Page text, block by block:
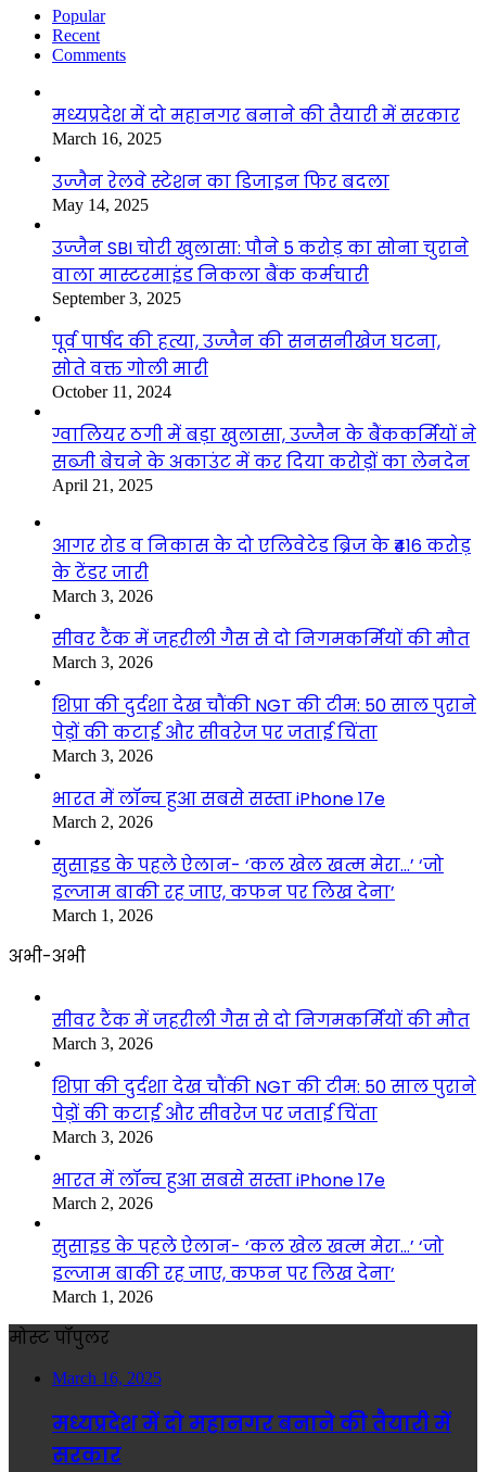
Popular
Recent
Comments
मध्यप्रदेश में दो महानगर बनाने की तैयारी में सरकार
March 16, 2025
उज्जैन रेलवे स्टेशन का डिजाइन फिर बदला
May 14, 2025
उज्जैन SBI चोरी खुलासा: पौने 5 करोड़ का सोना चुराने
वाला मास्टरमाइंड निकला बैंक कर्मचारी
September 3, 2025
पूर्व पार्षद की हत्या, उज्जैन की सनसनीखेज घटना,
सोते वक्त गोली मारी
October 11, 2024
ग्वालियर ठगी में बड़ा खुलासा, उज्जैन के बैंककर्मियों ने
सब्जी बेचने के अकाउंट में कर दिया करोड़ों का लेनदेन
April 21, 2025
आगर रोड व निकास के दो एलिवेटेड ब्रिज के ₹416 करोड़
के टेंडर जारी
March 3, 2026
सीवर टैंक में जहरीली गैस से दो निगमकर्मियों की मौत
March 3, 2026
शिप्रा की दुर्दशा देख चौंकी NGT की टीम: 50 साल पुराने
पेड़ों की कटाई और सीवरेज पर जताई चिंता
March 3, 2026
भारत में लॉन्च हुआ सबसे सस्ता iPhone 17e
March 2, 2026
सुसाइड के पहले ऐलान- ‘कल खेल खत्म मेरा…’ ‘जो
इल्जाम बाकी रह जाए, कफन पर लिख देना’
March 1, 2026
अभी-अभी
सीवर टैंक में जहरीली गैस से दो निगमकर्मियों की मौत
March 3, 2026
शिप्रा की दुर्दशा देख चौंकी NGT की टीम: 50 साल पुराने
पेड़ों की कटाई और सीवरेज पर जताई चिंता
March 3, 2026
भारत में लॉन्च हुआ सबसे सस्ता iPhone 17e
March 2, 2026
सुसाइड के पहले ऐलान- ‘कल खेल खत्म मेरा…’ ‘जो
इल्जाम बाकी रह जाए, कफन पर लिख देना’
March 1, 2026
मोस्ट पॉपुलर
March 16, 2025
मध्यप्रदेश में दो महानगर बनाने की तैयारी में
सरकार